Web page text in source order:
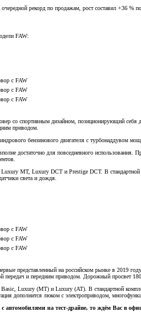
рекорд по продажам, рост составил +36 %
FAW:
со спортивным дизайном, позиционирующий себя
приводом.
бензинового двигателя с турбонаддувом
достаточно для повседневного
Luxury MT, Luxury DCT и Prestige DCT. В
света и дождя.
представленный на российском рынке в 2019
передач и передним приводом. Дорожный просвет
Basic, Luxury (MT) и Luxury (AT). В стандартной
дополнится люком с электроприводом,
автомобилями на тест-драйве, то ждём Вас в